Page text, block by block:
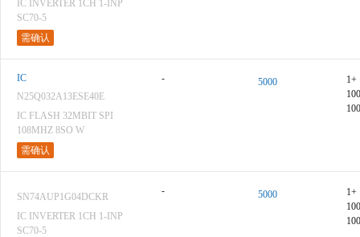
IC INVERTER 1CH 1-INP
SC70-5
需确认
IC
N25Q032A13ESE40E
IC FLASH 32MBIT SPI
108MHZ 8SO W
需确认
- 5000
1+
SN74AUP1G04DCKR
IC INVERTER 1CH 1-INP
SC70-5
- 5000
1+